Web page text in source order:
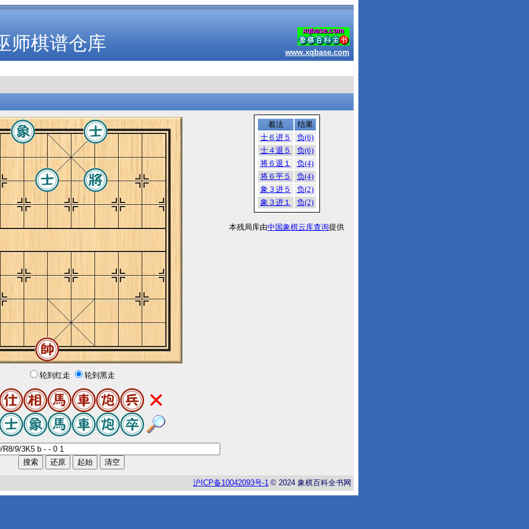
师棋谱仓库 www.xqbase.com
轮到红走 轮到黑走
着法
结果
士６进５
负(6)
士４退５
负(6)
将６退１
负(4)
将６平５
负(4)
象３进５
负(2)
象３进１
负(2)
本残局库由中国象棋云库查询提供
沪 ICP备10042093号-1 © 2024 象棋百科全书网